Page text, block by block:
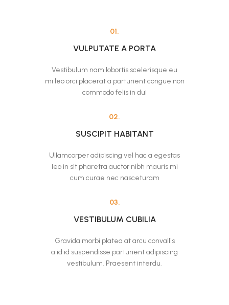
01.
VULPUTATE A PORTA
Vestibulum nam lobortis scelerisque eu
mi leo orci placerat a parturient congue non
commodo felis in dui
02.
SUSCIPIT HABITANT
Ullamcorper adipiscing vel hac a egestas
leo in sit pharetra auctor nibh mauris mi
cum curae nec nasceturam
03.
VESTIBULUM CUBILIA
Gravida morbi platea at arcu convallis
a id id suspendisse parturient adipiscing
vestibulum. Praesent interdu.